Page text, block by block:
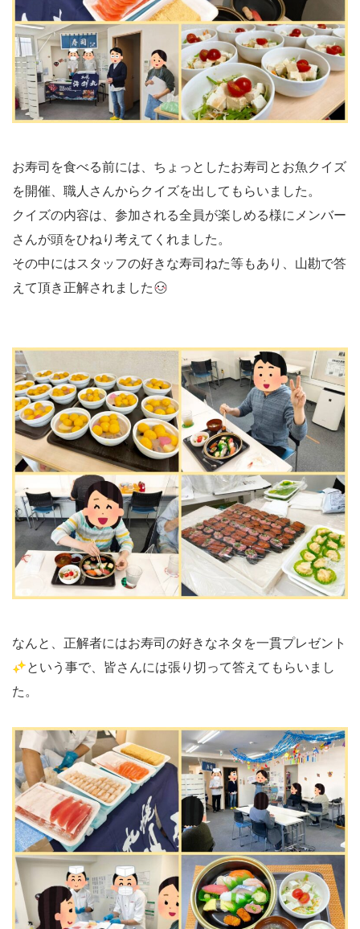
お寿司を食べる前には、ちょっとしたお寿司とお魚クイズ
を開催、職人さんからクイズを出してもらいました。
クイズの内容は、参加される全員が楽しめる様にメンバー
さんが頭をひねり考えてくれました。
その中にはスタッフの好きな寿司ねた等もあり、山勘で答
えて頂き正解されました
なんと、正解者にはお寿司の好きなネタを一貫プレゼント
という事で、皆さんには張り切って答えてもらいまし
た。